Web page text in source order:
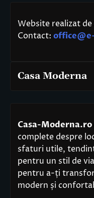
Website realizat de
Contact:
Casa Moderna
Casa-Moderna.ro
complete despre
sfaturi utile,
pentru un stil de
pentru a-ți
modern și